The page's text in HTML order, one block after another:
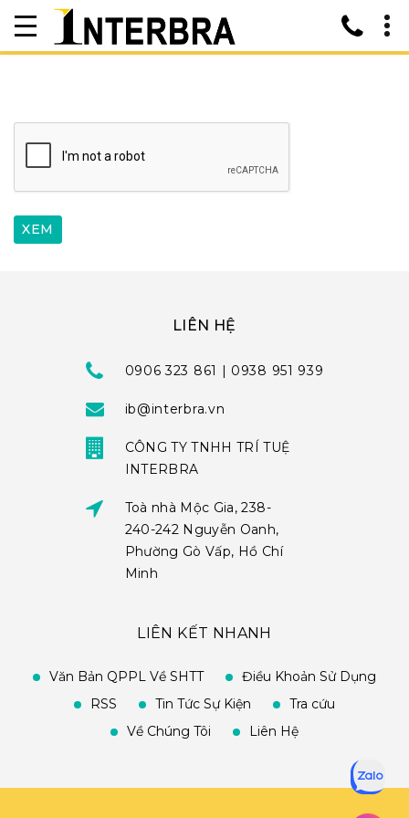
LIÊN HỆ
0906 323 861 | 0938 951 939
ib@interbra.vn
CÔNG TY TNHH TRÍ TUỆ
INTERBRA
Toà nhà Mộc Gia, 238-
240-242 Nguyễn Oanh,
Phường Gò Vấp, Hồ Chí
Minh
LIÊN KẾT NHANH
Văn Bản QPPL Về SHTT
Điều Khoản Sử Dụng
RSS
Tin Tức Sự Kiện
Tra cứu
Về Chúng Tôi
Liên Hệ